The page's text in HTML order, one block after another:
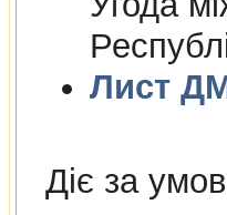
Лист
Діє за